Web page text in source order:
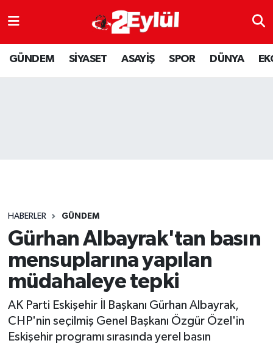
GÜNDEM SİYASET ASAYİŞ SPOR DÜNYA
HABERLER GÜNDEM
Gürhan Albayrak'tan basın
mensuplarına yapılan
müdahaleye tepki
AK Parti Eskişehir İl Başkanı Gürhan Albayrak,
CHP'nin seçilmiş Genel Başkanı Özgür Özel'in
Eskişehir programı sırasında yerel basın
ASAYİŞ
DÜNYA
SPOR
YAŞAM
Nöbetçi Eczaneler
Hava Durumu
Son Dakika Haberleri
Haber Arşivi